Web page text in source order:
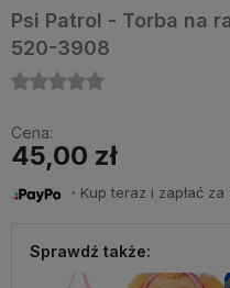
Psi Patrol - Torba na
520-3908
Cena:
45,00 zł
・Kup teraz i zapłać
Sprawdź także: